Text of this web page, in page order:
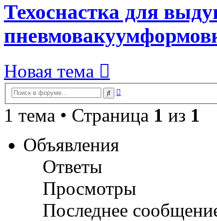
Техоснастка для
Новая тема
Поиск
1 тема • Страница 1 из 1
Объявления
Ответы
Просмотры
Последнее